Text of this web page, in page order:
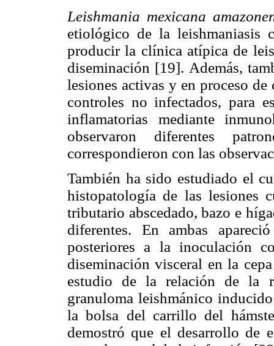
Leishmania mexicana
etiológico de la leishmaniasis
producir la clínica atípica de
diseminación [19]. Además,
lesiones activas y en proceso
controles no infectados, para
inflamatorias mediante
observaron diferentes
correspondieron con las
También ha sido estudiado el
histopatología de las lesiones
tributario abscedado, bazo e
diferentes. En ambas
posteriores a la inoculación
diseminación visceral en la
estudio de la relación de la
granuloma leishmánico
la bolsa del carrillo del
demostró que el desarrollo de